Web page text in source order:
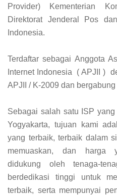
Provider) Kementerian
Direktorat Jenderal Pos
Indonesia.
Terdaftar sebagai Anggota
Internet Indonesia ( APJII )
APJII / K-2009 dan
Sebagai salah satu ISP
Yogyakarta, tujuan kami
yang terbaik, terbaik dalam
memuaskan, dan harga
didukung oleh tenaga-
berdedikasi tinggi untuk
terbaik, serta mempunyai